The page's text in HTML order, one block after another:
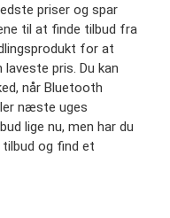
priser og spar
til at finde tilbud fra
for at
pris. Du kan
når Bluetooth
næste uges
lige nu, men har du
og find et